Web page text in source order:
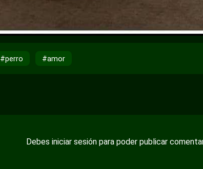
#perro #amor
Debes iniciar sesión para poder publicar